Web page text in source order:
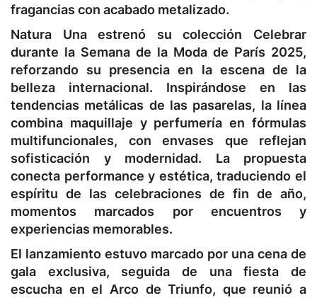
fragancias con acabado metalizado.
Natura Una estrenó su colección Celebrar
durante la Semana de la Moda de París 2025,
reforzando su presencia en la escena de la
belleza internacional. Inspirándose en las
tendencias metálicas de las pasarelas, la línea
combina maquillaje y perfumería en fórmulas
multifuncionales, con envases que reflejan
sofisticación y modernidad. La propuesta
conecta performance y estética, traduciendo el
espíritu de las celebraciones de fin de año,
momentos marcados por encuentros y
experiencias memorables.
El lanzamiento estuvo marcado por una cena de
gala exclusiva, seguida de una fiesta de
escucha en el Arco de Triunfo, que reunió a